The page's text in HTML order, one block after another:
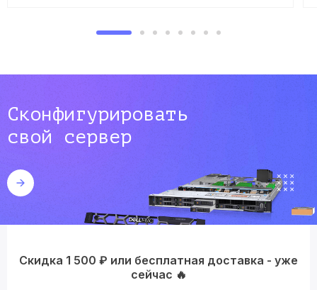
Сконфигурировать
свой сервер
Скидка 1 500 ₽ или бесплатная доставка - уже
сейчас 🔥